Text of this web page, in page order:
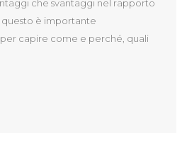
che svantaggi nel rapporto
è importante
capire come e perché, quali
e sport: quali sono gli effetti? Ecco cosa